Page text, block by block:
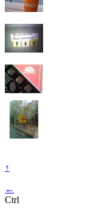
↑
←
Ctrl